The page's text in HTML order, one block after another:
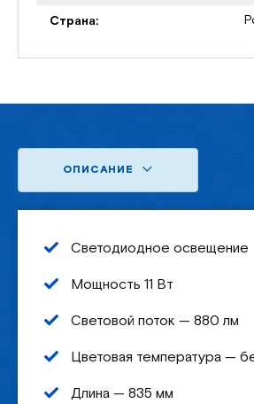
Страна:
ОПИСАНИЕ
Светодиодное освещение
Мощность 11 Вт
Световой поток — 880 лм
Цветовая температура —
Длина — 835 мм